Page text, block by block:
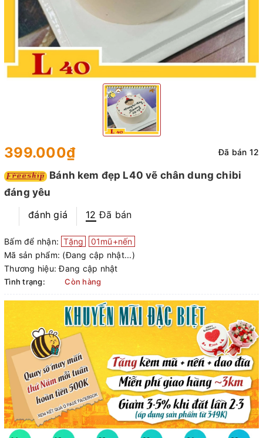
399.000₫ Đã bán 12
Bánh kem đẹp L40 vẽ chân dung chibi
đáng yêu
đánh giá
12 Đã bán
Bấm để nhận: Tặng
01mũ+nến
Mã sản phẩm: (Đang cập nhật...)
Thương hiệu: Đang cập nhật
Tình trạng: Còn hàng